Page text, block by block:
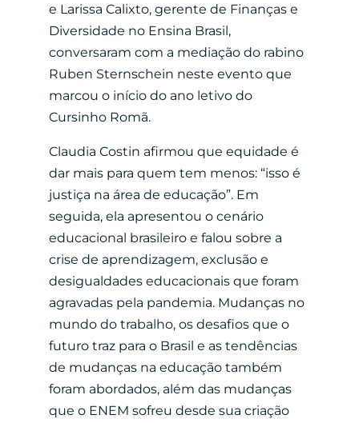
e Larissa Calixto, gerente de Finanças e
Diversidade no Ensina Brasil,
conversaram com a mediação do rabino
Ruben Sternschein neste evento que
marcou o início do ano letivo do
Cursinho Romã.
Claudia Costin afirmou que equidade é
dar mais para quem tem menos: “isso é
justiça na área de educação”. Em
seguida, ela apresentou o cenário
educacional brasileiro e falou sobre a
crise de aprendizagem, exclusão e
desigualdades educacionais que foram
agravadas pela pandemia. Mudanças no
mundo do trabalho, os desafios que o
futuro traz para o Brasil e as tendências
de mudanças na educação também
foram abordados, além das mudanças
que o ENEM sofreu desde sua criação